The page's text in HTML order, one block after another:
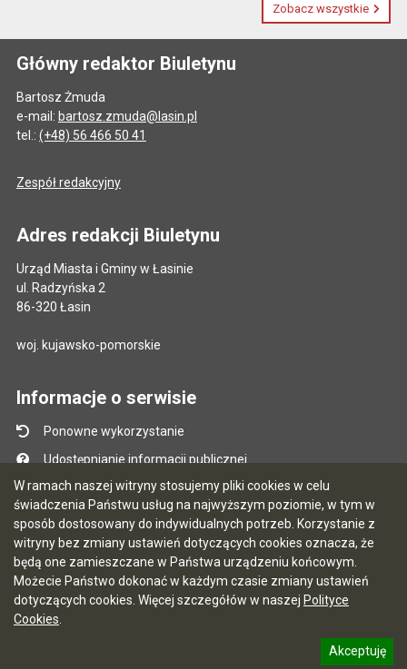
W ramach naszej witryny stosujemy pliki cookies w celu
świadczenia Państwu usług na najwyższym poziomie, w tym w
sposób dostosowany do indywidualnych potrzeb. Korzystanie z
witryny bez zmiany ustawień dotyczących cookies oznacza, że
będą one zamieszczane w Państwa urządzeniu końcowym.
Możecie Państwo dokonać w każdym czasie zmiany ustawień
dotyczących cookies. Więcej szczegółów w naszej Polityce
Cookies
Akceptuję
Zobacz wszystkie
Główny redaktor Biuletynu
Bartosz Żmuda
e-mail: bartosz.zmuda@lasin.pl
tel.: (+48) 56 466 50 41
Zespół redakcyjny
Adres redakcji Biuletynu
Urząd Miasta i Gminy w Łasinie
ul. Radzyńska 2
86-320 Łasin
woj. kujawsko-pomorskie
Informacje o serwisie
Ponowne wykorzystanie
Udostępnianie informacji publicznej
Mapa serwisu
Instrukcja obsługi
Statystyki oglądalności
Ostatnia aktualizacja BIP: 03.08.2026 13:09
CMS i hosting: Logonet Sp. z o.o. w Bydgoszczy